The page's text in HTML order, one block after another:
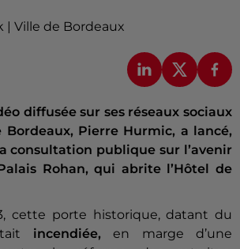
| Ville de Bordeaux
diffusée sur ses réseaux sociaux
Pierre Hurmic, a lancé,
consultation publique sur l’avenir
Rohan, qui abrite l’Hôtel de
cette porte historique, datant du
incendiée, en marge d’une